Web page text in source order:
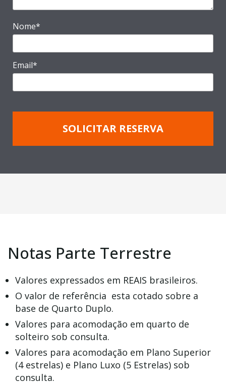
Nome*
Email*
SOLICITAR RESERVA
Notas Parte Terrestre
Valores expressados em REAIS brasileiros.
O valor de referência esta cotado sobre a
base de Quarto Duplo.
Valores para acomodação em quarto de
solteiro sob consulta.
Valores para acomodação em Plano Superior
(4 estrelas) e Plano Luxo (5 Estrelas) sob
consulta.